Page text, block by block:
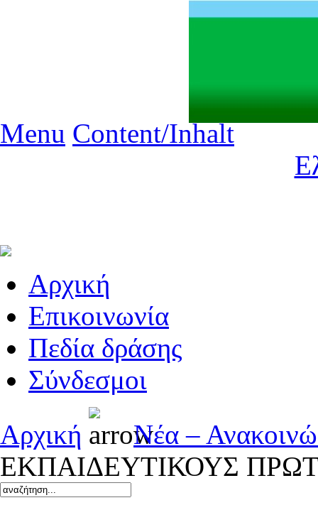
Menu Content/Inhalt
Aρχική
Επικοινωνία
Πεδία δράσης
Σύνδεσμοι
Αρχική
Νέα –
ΕΚΠΑΙΔΕΥΤΙΚΟΥΣ